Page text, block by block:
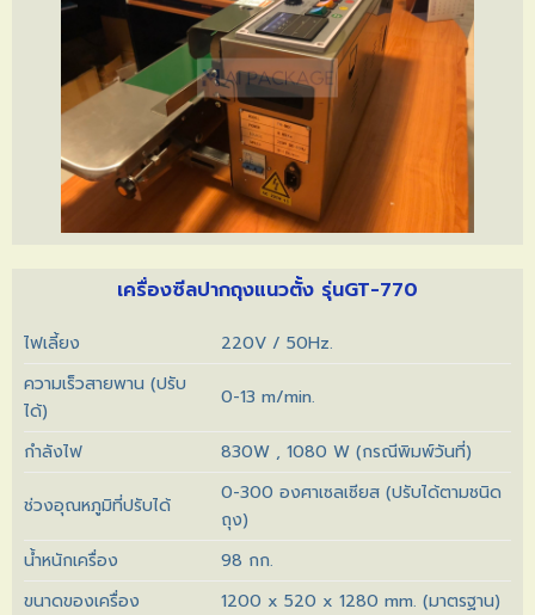
เครื่องซีลปากถุงแนวตั้ง รุ่นGT-770
ไฟเลี้ยง
220V / 50Hz.
ความเร็วสายพาน (ปรับ
ได้)
0-13 m/min.
กำลังไฟ 830W , 1080 W (กรณีพิมพ์วันที่)
ช่วงอุณหภูมิที่ปรับได้
0-300 องศาเซลเซียส (ปรับได้ตามชนิด
ถุง)
น้ำหนักเครื่อง
98 กก.
ขนาดของเครื่อง
1200 x 520 x 1280 mm. (มาตรฐาน)